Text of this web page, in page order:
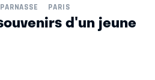
PARIS
d'un jeune